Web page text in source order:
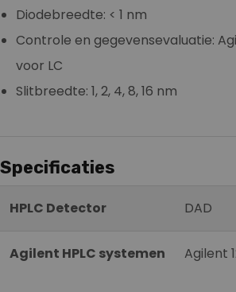
Diodebreedte: < 1 nm
Controle en gegevensevaluatie:
voor LC
Slitbreedte: 1, 2, 4, 8, 16 nm
Specificaties
HPLC Detector DAD
Agilent HPLC systemen Agilent